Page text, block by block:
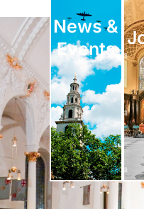
News &
Events